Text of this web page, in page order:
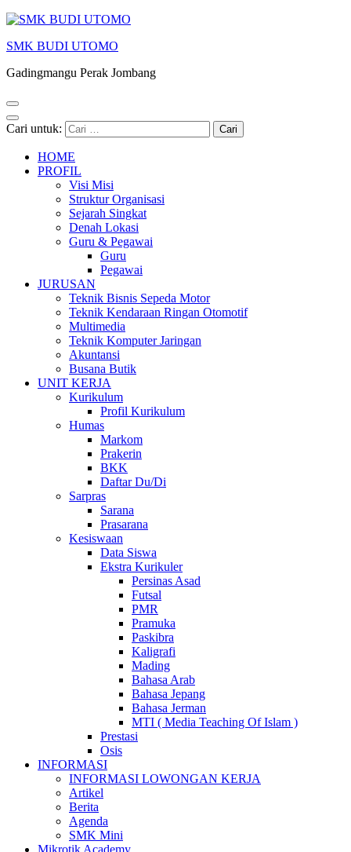
SMK BUDI UTOMO
Gadingmangu Perak Jombang
Cari untuk:
HOME
PROFIL
Visi Misi
Struktur Organisasi
Sejarah Singkat
Denah Lokasi
Guru & Pegawai
Guru
Pegawai
JURUSAN
Teknik Bisnis Sepeda Motor
Teknik Kendaraan Ringan Otomotif
Multimedia
Teknik Komputer Jaringan
Akuntansi
Busana Butik
UNIT KERJA
Kurikulum
Profil Kurikulum
Humas
Markom
Prakerin
BKK
Daftar Du/Di
Sarpras
Sarana
Prasarana
Kesiswaan
Data Siswa
Ekstra Kurikuler
Persinas Asad
Futsal
PMR
Pramuka
Paskibra
Kaligrafi
Mading
Bahasa Arab
Bahasa Jepang
Bahasa Jerman
MTI ( Media Teaching Of Islam )
Prestasi
Osis
INFORMASI
INFORMASI LOWONGAN KERJA
Artikel
Berita
Agenda
SMK Mini
Mikrotik Academy